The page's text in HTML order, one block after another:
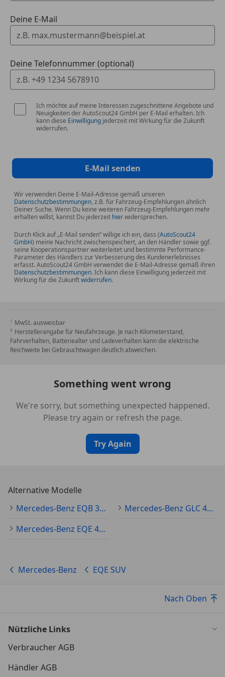
241 Vordersitz links elektrisch verstellbar mit
Memory-Funktion
242 Vordersitz rechts elektrisch verstellbar mit
252 Innenspiegel automatisch abblendend
287 Sitzlehnen im Fond klappbar
290 Windowbags
293 Sidebags im Fond
294 Kneebag
309 Flex-Bottleholder
443 Lenkradheizung
51U Innenhimmel Stoff schwarz
anthrazit offenporig
7U4 Sportsitze
882 Innenraumabsicherung
897 Kabelloses Ladesystem für mobile Endgeräte
vorn
8U8 i-Size Kindersitzbefestigung
H08 Zierelemente Holz Linde linestructure
L5C Multifunktions-Sportlenkrad in Leder Nappa
U22 4-Wege-Lordosenstütze
U40 Trennnetz
873 Sitzheizung für Fahrer und Beifahrer
891 Ambientebeleuchtung
P35 DIGITAL LIGHT
475 Reifendruckkontrolle
R01 Sommerreifen
R06 Geräuschoptimierter Reifen mit
Schaumabsorber
B53 Akustischer Umfeldschutz
EXTERIEUR
P31 AMG Line Exterieur
587 Umfeldbeleuchtung mit Projektion des
Deine E-Mail
Deine Telefonnummer (optional)
Ich möchte auf meine Interessen zugeschnittene Angebote und
Neuigkeiten der AutoScout24 GmbH per E-Mail erhalten. Ich
kann diese Einwilligung jederzeit mit Wirkung für die Zukunft
widerrufen.
E-Mail senden
Wir verwenden Deine E-Mail-Adresse gemäß unseren
Datenschutzbestimmungen, z.B. für Fahrzeug-Empfehlungen ähnlich
Deiner Suche. Wenn Du keine weiteren Fahrzeug-Empfehlungen mehr
erhalten willst, kannst Du jederzeit hierwidersprechen.
Durch Klick auf „E-Mail senden“ willige ich ein, dass (AutoScout24
GmbH) meine Nachricht zwischenspeichert, an den Händler sowie ggf.
seine Kooperationspartner weiterleitet und bestimmte Performance-
Parameter des Händlers zur Verbesserung des Kundenerlebnisses
erfasst. AutoScout24 GmbH verwendet die E-Mail-Adresse gemäß ihren
Datenschutzbestimmungen. Ich kann diese Einwilligung jederzeit mit
Wirkung für die Zukunftwiderrufen.
MwSt. ausweisbar
Herstellerangabe für Neufahrzeuge. Je nach Kilometerstand,
Fahrverhalten, Batteriealter und Ladeverhalten kann die elektrische
Reichweite bei Gebrauchtwagen deutlich abweichen.
Something went wrong
We're sorry, but something unexpected happened.
Please try again or refresh the page.
Try Again
Alternative Modelle
Mercedes-Benz EQB 300 Gebraucht
Mercedes-Benz GLC 400 Gebraucht
Mercedes-Benz EQE 43 Gebraucht
Mercedes-Benz EQE SUV
Nach Oben
Nützliche Links
Verbraucher AGB
Händler AGB